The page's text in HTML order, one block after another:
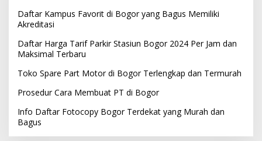
Daftar Kampus Favorit di Bogor yang Bagus Memiliki
Akreditasi
Daftar Harga Tarif Parkir Stasiun Bogor 2024 Per Jam dan
Maksimal Terbaru
Toko Spare Part Motor di Bogor Terlengkap dan Termurah
Prosedur Cara Membuat PT di Bogor
Info Daftar Fotocopy Bogor Terdekat yang Murah dan
Bagus